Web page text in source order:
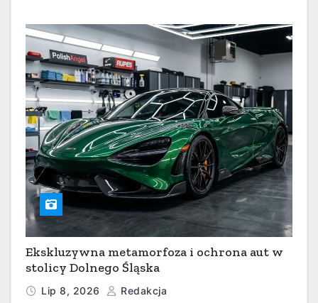
Ekskluzywna metamorfoza i ochrona aut w
stolicy Dolnego Śląska
Lip 8, 2026 Redakcja